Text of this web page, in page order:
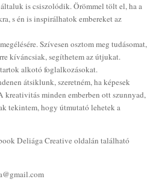
is csiszolódik. Örömmel tölt el, ha a
s én is inspirálhatok embereket az
Szívesen osztom meg tudásomat,
kíváncsiak, segíthetem az útjukat.
alkotó foglalkozásokat.
átsiklunk, szeretném, ha képesek
kreativitás minden emberben ott szunnyad,
tekintem, hogy útmutató lehetek a
Deliága Creative oldalán található